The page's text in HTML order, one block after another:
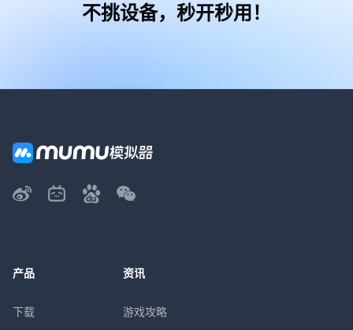
不挑设备，秒开秒用！
产品
下载
资讯
游戏攻略